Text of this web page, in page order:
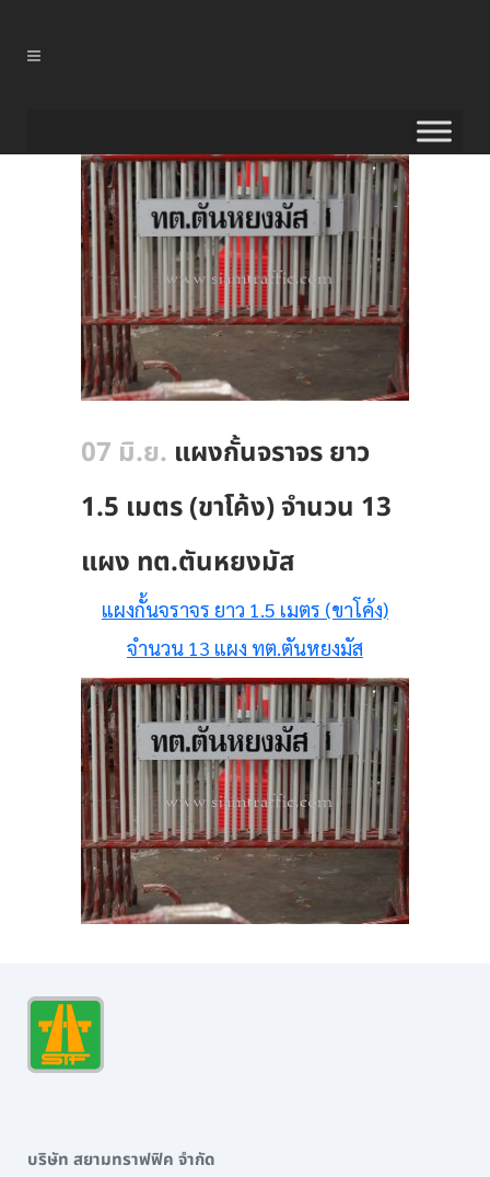
07 มิ.ย. แผงกั้นจราจร ยาว
1.5 เมตร (ขาโค้ง) จำนวน 13
แผง ทต.ตันหยงมัส
แผงกั้นจราจร ยาว 1.5 เมตร (ขาโค้ง)
จำนวน 13 แผง ทต.ตันหยงมัส
บริษัท สยามทราฟฟิค จำกัด